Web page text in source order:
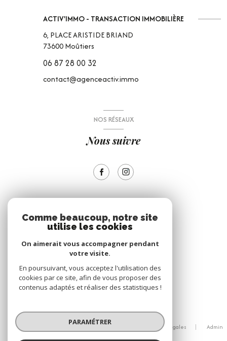
ACTIV'IMMO - TRANSACTION IMMOBILIÈRE
6, PLACE ARISTIDE BRIAND
73600Moûtiers
06 87 28 00 32
contact@agenceactiv.immo
NOS RÉSEAUX
Nous suivre
Nous adhérons
© 2026 | Tous droits réservés
Nos partenaires Mentions légales
Admin
Comme beaucoup, notre site
utilise les cookies
On aimerait vous accompagner pendant
votre visite.
En poursuivant, vous acceptez l'utilisation des
cookies par ce site, afin de vous proposer des
contenus adaptés et réaliser des statistiques !
PARAMÉTRER